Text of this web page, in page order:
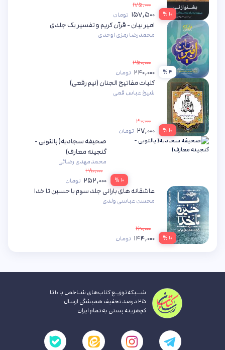
۱۰ %
۱۷۵,۰۰۰
۱۵۷,۵۰۰ تومان
۴ %
امیر بیان - قرآن کریم و تفسیر یک جلدی
محمدرضا رمزی اوحدی
۲۵۰,۰۰۰
۲۴۰,۰۰۰ تومان
۱۰ %
کلیات مفاتیح الجنان (نیم رقعی)
شیخ عباس قمی
۳۰,۰۰۰
۲۷,۰۰۰ تومان
۱۰ %
صحیفه سجادیه( پالتویی -
گنجینه معارف)
محمدمهدی رضائی
۲۸۰,۰۰۰
۲۵۲,۰۰۰ تومان
۱۰ %
عاشقانه های بارانی جلد سوم با حسین تا خدا
محسن عباسی ولدی
۱۶۰,۰۰۰
۱۴۴,۰۰۰ تومان
شــبکه توزیـع کتاب‌های شـاخص با ۱۰ تا
۲۵ درصد تخفیف همیشگی ارسال
کم‌هزینه پستی به تمام ایران